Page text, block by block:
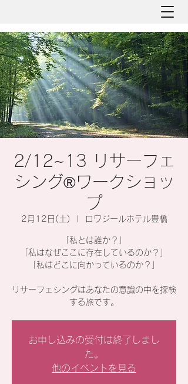
2/12~13 リサーフェ
シング®︎ワークショッ
プ
2月12日(土) ロワジールホテル豊橋
「私とは誰か？」
「私はなぜここに存在しているのか？」
「私はどこに向かっているのか？」
リサーフェシングはあなたの意識の中を探検
する旅です。
お申し込みの受付は終了しまし
た。
他のイベントを見る